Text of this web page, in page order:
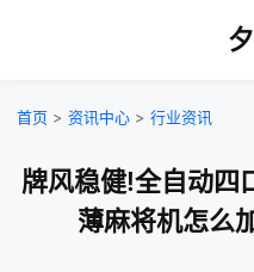
首页 > 资讯中心 > 行业资讯
牌风稳健!全自动四
薄麻将机怎么